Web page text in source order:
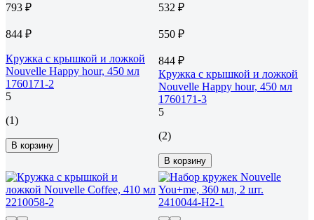
793 ₽
844 ₽
Кружка с крышкой и ложкой
Nouvelle Happy hour, 450 мл
1760171-2
5
(1)
В корзину
532 ₽
550 ₽
844 ₽
Кружка с крышкой и ложкой
Nouvelle Happy hour, 450 мл
1760171-3
5
(2)
В корзину